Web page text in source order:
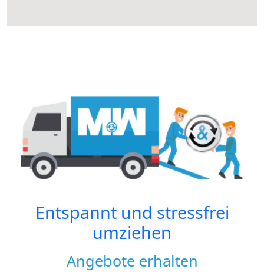
Entspannt und stressfrei
umziehen
Angebote erhalten